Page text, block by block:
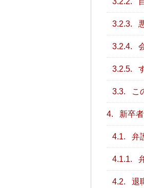
3.2.3.
3.2.4.
3.2.5.
3.3. こ
4. 新卒
4.1. 弁
4.1.1.
4.2. 退